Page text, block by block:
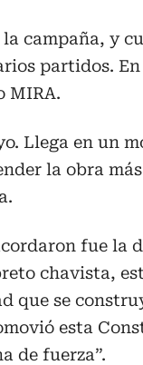
campaña, y
partidos.
MIRA.
Llega en un
la obra
fue la
chavista,
que se
esta
de fuerza”.